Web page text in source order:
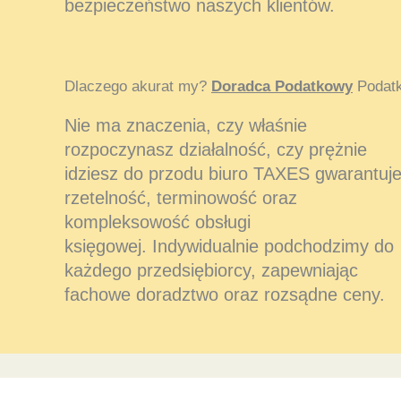
bezpieczeństwo naszych klientów.
Dlaczego akurat my? Doradca Podatkowy
Nie ma znaczenia, czy właśnie
rozpoczynasz działalność, czy prężnie
idziesz do przodu biuro TAXES gwarantuje
rzetelność, terminowość oraz
kompleksowość obsługi
księgowej. Indywidualnie podchodzimy do
każdego przedsiębiorcy, zapewniając
fachowe doradztwo oraz rozsądne ceny.